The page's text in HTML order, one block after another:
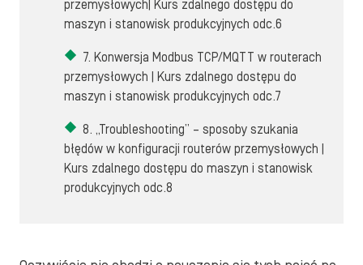
przemysłowych| Kurs zdalnego dostępu do
maszyn i stanowisk produkcyjnych odc.6
7. Konwersja Modbus TCP/MQTT w routerach
przemysłowych | Kurs zdalnego dostępu do
maszyn i stanowisk produkcyjnych odc.7
8. „Troubleshooting” – sposoby szukania
błędów w konfiguracji routerów przemysłowych |
Kurs zdalnego dostępu do maszyn i stanowisk
produkcyjnych odc.8